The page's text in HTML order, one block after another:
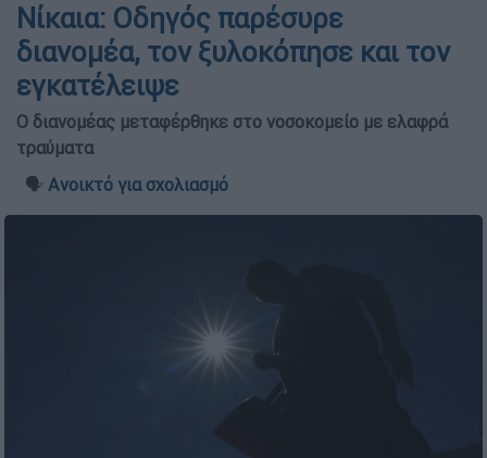
Νίκαια: Οδηγός παρέσυρε
διανομέα, τον ξυλοκόπησε και τον
εγκατέλειψε
Ο διανομέας μεταφέρθηκε στο νοσοκομείο με ελαφρά
τραύματα
🗣️ Ανοικτό για σχολιασμό